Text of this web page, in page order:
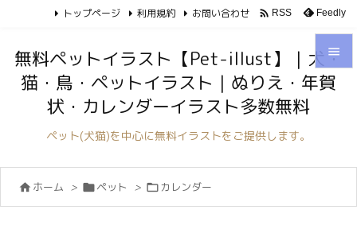



トップページ 利用規約 お問い合わせ  RSS Feedly
無料ペットイラスト【Pet-illust】｜犬・
猫・鳥・ペットイラスト｜ぬりえ・年賀
状・カレンダーイラスト多数無料
ペット(犬猫)を中心に無料イラストをご提供します。
 ホーム > ペット > カレンダー